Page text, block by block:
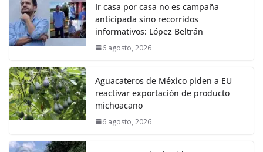
Ir casa por casa no es campaña
anticipada sino recorridos
informativos: López Beltrán
6 agosto, 2026
Aguacateros de México piden a EU
reactivar exportación de producto
michoacano
6 agosto, 2026